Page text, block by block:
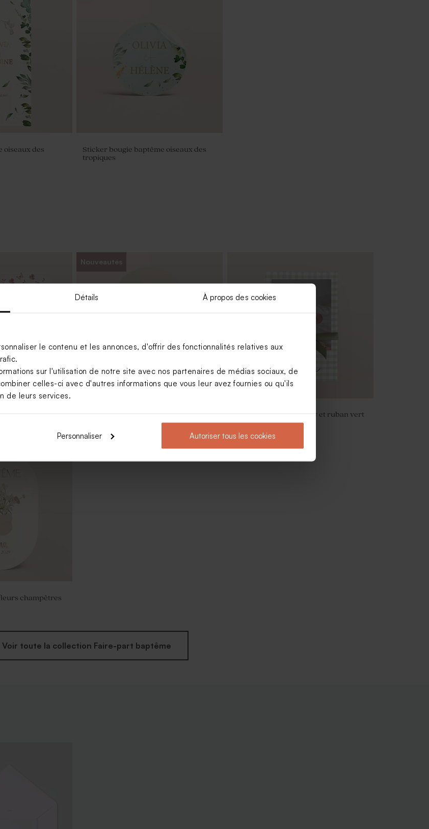
Détails À propos des cookies
le contenu et les annonces, d'offrir des fonctionnalités relatives aux
sur l'utilisation de notre site avec nos partenaires de médias sociaux, de
celles-ci avec d'autres informations que vous leur avez fournies ou qu'ils
de leurs services.
Personnaliser Autoriser tous les cookies
oiseaux des
Sticker bougie baptême oiseaux des
tropiques
Nouveautés
Invitation baptême vichy et ruban vert
champêtres
Voir toute la collection Faire-part baptême